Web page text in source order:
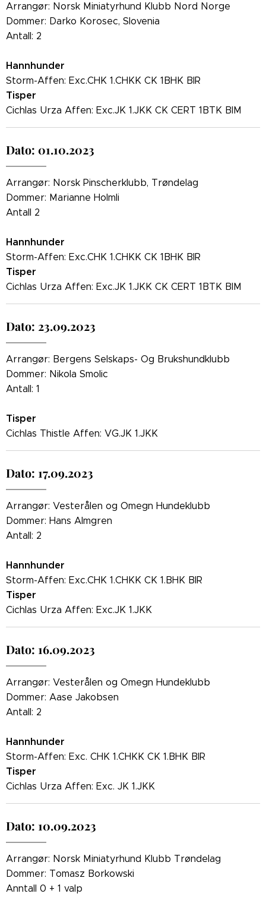
Arrangør: Norsk Miniatyrhund Klubb Nord Norge
Dommer: Darko Korosec, Slovenia
Antall: 2
Hannhunder
Storm-Affen: Exc.CHK 1.CHKK CK 1BHK BIR
Tisper
Cichlas Urza Affen: Exc.JK 1.JKK CK CERT 1BTK BIM
Dato: 01.10.2023
Arrangør: Norsk Pinscherklubb, Trøndelag
Dommer: Marianne Holmli
Antall 2
Hannhunder
Storm-Affen: Exc.CHK 1.CHKK CK 1BHK BIR
Tisper
Cichlas Urza Affen: Exc.JK 1.JKK CK CERT 1BTK BIM
Dato: 23.09.2023
Arrangør: Bergens Selskaps- Og Brukshundklubb
Dommer: Nikola Smolic
Antall: 1
Tisper
Cichlas Thistle Affen: VG.JK 1.JKK
Dato: 17.09.2023
Arrangør: Vesterålen og Omegn Hundeklubb
Dommer: Hans Almgren
Antall: 2
Hannhunder
Storm-Affen: Exc.CHK 1.CHKK CK 1.BHK BIR
Tisper
Cichlas Urza Affen: Exc.JK 1.JKK
Dato: 16.09.2023
Arrangør: Vesterålen og Omegn Hundeklubb
Dommer: Aase Jakobsen
Antall: 2
Hannhunder
Storm-Affen: Exc. CHK 1.CHKK CK 1.BHK BIR
Tisper
Cichlas Urza Affen: Exc. JK 1.JKK
Dato: 10.09.2023
Arrangør: Norsk Miniatyrhund Klubb Trøndelag
Dommer: Tomasz Borkowski
Anntall 0 + 1 valp